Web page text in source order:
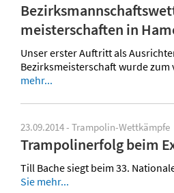
meisterschaften in
Unser erster Auftritt als
Bezirksmeisterschaft wurde zum
mehr...
23.09.2014 - Trampolin-Wettkämpfe
Trampolinerfolg beim
Till Bache siegt beim 33.
Sie mehr...